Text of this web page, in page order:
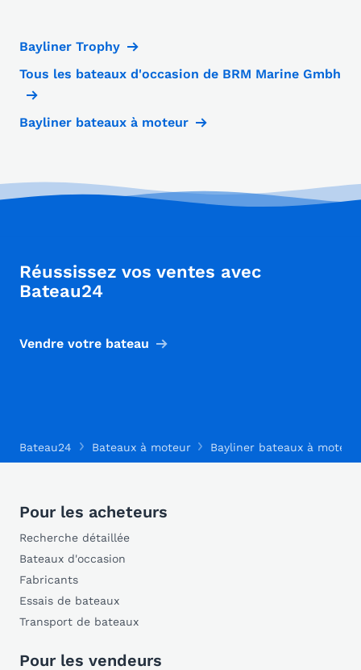
Bayliner Trophy
Tous les bateaux d'occasion de BRM Marine Gmbh
Bayliner bateaux à moteur
Réussissez vos ventes avec
Bateau24
Vendre votre bateau
Bateau24 Bateaux à moteur Bayliner bateaux à moteur
Pour les acheteurs
Recherche détaillée
Bateaux d'occasion
Fabricants
Essais de bateaux
Transport de bateaux
Pour les vendeurs